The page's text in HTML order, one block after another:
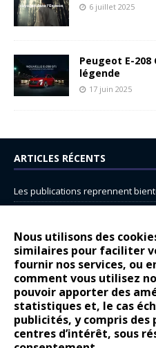
Nous utilisons des
similaires pour faciliter
fournir nos services, ou
comment vous utilisez
pouvoir apporter des
statistiques et, le cas
publicités, y compris des
centres d’intérêt, sous
6 juillet 2025
Peugeot E-208
légende
17 juin 2025
ARTICLES RÉCENTS
Les publications reprennent
14 juillet : nouveau film de
Renault Espace : voyage,
Peugeot E-208 GTi : naissance
COMMENTAIRES RÉCENTS
Bernard DardartdansDacia